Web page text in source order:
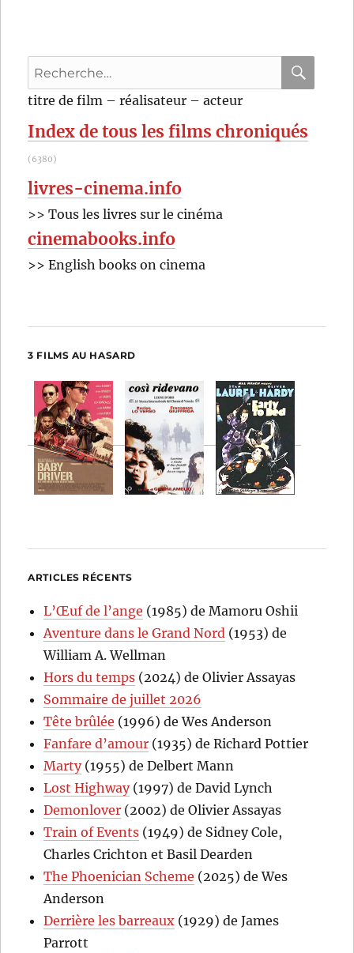
et
Coen
Recherche
pour
titre de film – réalisateur – acteur
Index de tous les films chroniqués
(6380)
livres-cinema.info
>> Tous les livres sur le cinéma
cinemabooks.info
>> English books on cinema
3 FILMS AU HASARD
ARTICLES RÉCENTS
L’Œuf de l’ange (1985) de Mamoru Oshii
Aventure dans le Grand Nord (1953) de
William A. Wellman
Hors du temps (2024) de Olivier Assayas
Sommaire de juillet 2026
Tête brûlée (1996) de Wes Anderson
Fanfare d’amour (1935) de Richard Pottier
Marty(1955) de Delbert Mann
Lost Highway(1997) de David Lynch
Demonlover (2002) de Olivier Assayas
Train of Events (1949) de Sidney Cole,
Charles Crichton et Basil Dearden
The Phoenician Scheme (2025) de Wes
Anderson
Derrière les barreaux (1929) de James
Parrott